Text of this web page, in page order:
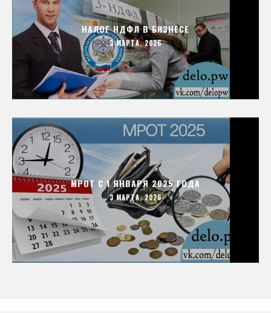
НАЛОГ НДФЛ В БИЗНЕСЕ
3 МАРТА, 2026
МРОТ С 1 ЯНВАРЯ 2025 ГОДА
3 МАРТА, 2026